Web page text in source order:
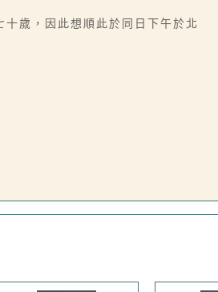
歲，因此想順此於同日下午於北